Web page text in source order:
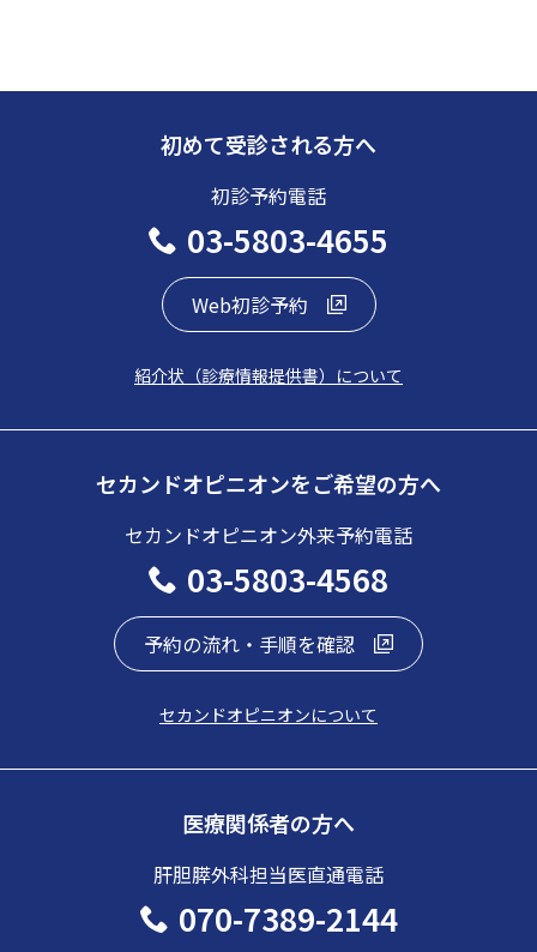
初めて受診される方へ
初診予約電話
03-5803-4655
Web初診予約
紹介状（診療情報提供書）について
セカンドオピニオンをご希望の方へ
セカンドオピニオン外来予約電話
03-5803-4568
予約の流れ・手順を確認
セカンドオピニオンについて
医療関係者の方へ
肝胆膵外科担当医直通電話
070-7389-2144